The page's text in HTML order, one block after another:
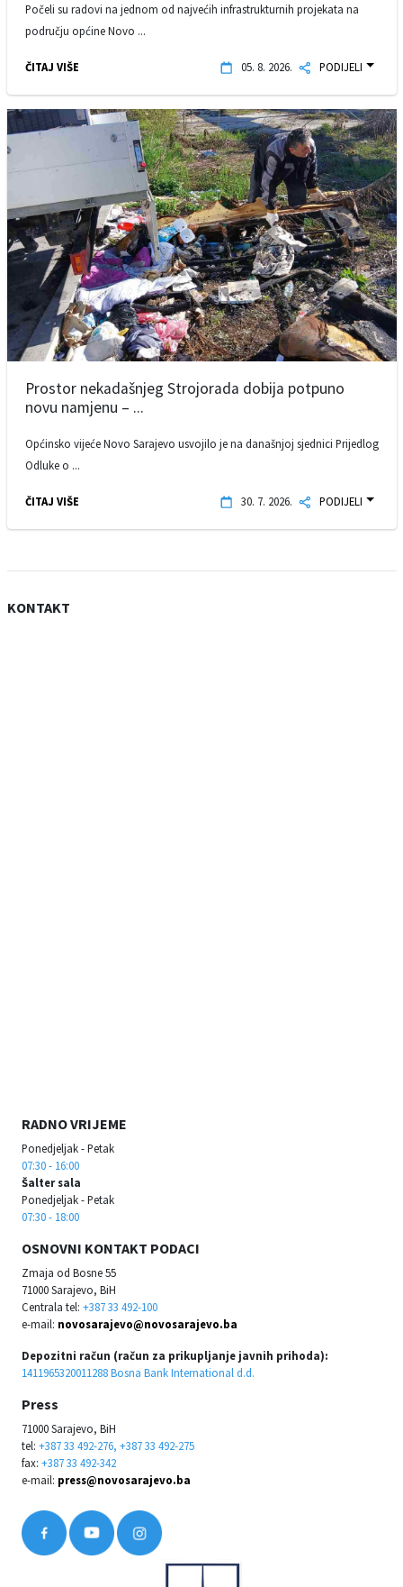
Počeli su radovi na jednom od najvećih infrastrukturnih projekata na
području općine Novo ...
ČITAJ VIŠE 05. 8. 2026. PODIJELI
Prostor nekadašnjeg Strojorada dobija potpuno
novu namjenu – ...
Općinsko vijeće Novo Sarajevo usvojilo je na današnjoj sjednici Prijedlog
Odluke o ...
ČITAJ VIŠE 30. 7. 2026. PODIJELI
KONTAKT
RADNO VRIJEME
Ponedjeljak - Petak
07:30 - 16:00
Šalter sala
Ponedjeljak - Petak
07:30 - 18:00
OSNOVNI KONTAKT PODACI
Zmaja od Bosne 55
71000 Sarajevo, BiH
Centrala tel: +387 33 492-100
e-mail: novosarajevo@novosarajevo.ba
Depozitni račun (račun za prikupljanje javnih prihoda):
1411965320011288 Bosna Bank International d.d.
Press
71000 Sarajevo, BiH
tel: +387 33 492-276, +387 33 492-275
fax: +387 33 492-342
e-mail: press@novosarajevo.ba